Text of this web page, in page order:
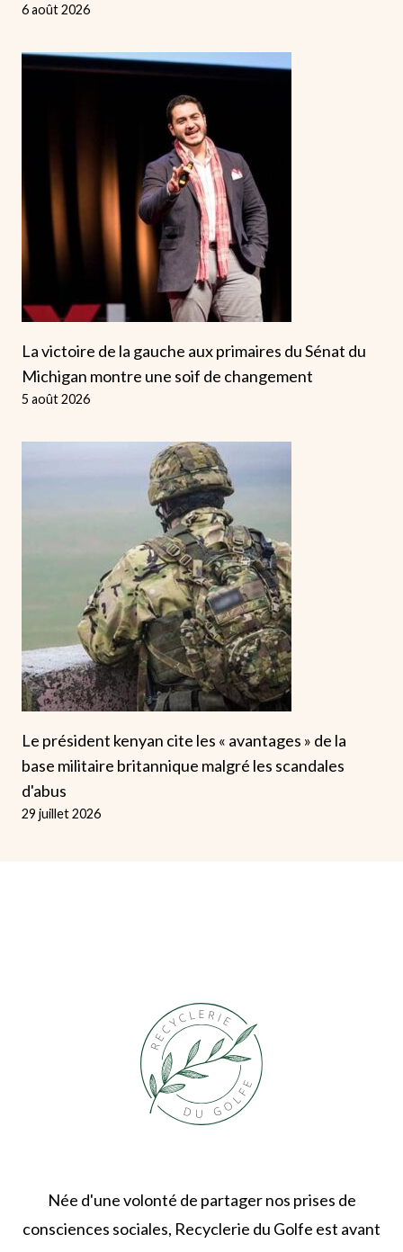
6 août 2026
La victoire de la gauche aux primaires du Sénat du
Michigan montre une soif de changement
5 août 2026
Le président kenyan cite les « avantages » de la
base militaire britannique malgré les scandales
d'abus
29 juillet 2026
Née d'une volonté de partager nos prises de
consciences sociales, Recyclerie du Golfe est avant